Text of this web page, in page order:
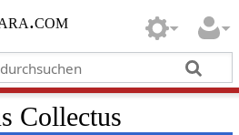
Collectus